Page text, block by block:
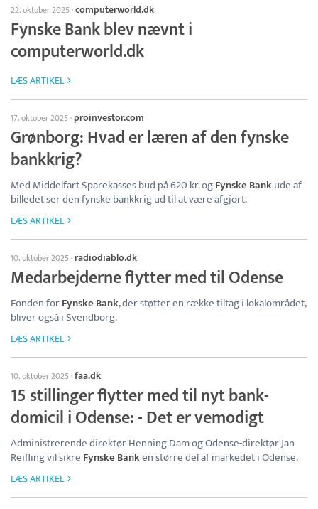
22. oktober 2025·computerworld.dk
Fynske Bank blev nævnt i
computerworld.dk
LÆS ARTIKEL
17. oktober 2025·proinvestor.com
Grønborg: Hvad er læren af den fynske
bankkrig?
Med Middelfart Sparekasses bud på 620 kr. ogFynske Bankude af
billedet ser den fynske bankkrig ud til at være afgjort.
LÆS ARTIKEL
10. oktober 2025· radiodiablo.dk
Medarbejderne flytter med til Odense
Fonden forFynske Bank, der støtter en række tiltag i lokalområdet,
bliver også i Svendborg.
LÆS ARTIKEL
10. oktober 2025·faa.dk
15 stillinger flytter med til nyt bank-
domicil i Odense: - Det er vemodigt
Administrerende direktør Henning Dam og Odense-direktør Jan
Reifling vil sikre Fynske Banken større del af markedet i Odense.
LÆS ARTIKEL